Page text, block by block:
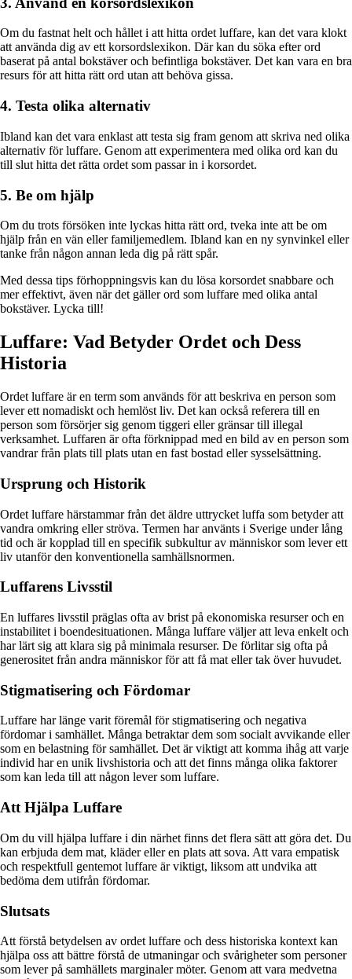
Om du fastnat helt och hållet i att hitta ordet luffare, kan det vara klokt
att använda dig av ett korsordslexikon. Där kan du söka efter ord
baserat på antal bokstäver och befintliga bokstäver. Det kan vara en bra
resurs för att hitta rätt ord utan att behöva gissa.
4. Testa olika alternativ
Ibland kan det vara enklast att testa sig fram genom att skriva ned olika
alternativ för luffare. Genom att experimentera med olika ord kan du
till slut hitta det rätta ordet som passar in i korsordet.
5. Be om hjälp
Om du trots försöken inte lyckas hitta rätt ord, tveka inte att be om
hjälp från en vän eller familjemedlem. Ibland kan en ny synvinkel eller
tanke från någon annan leda dig på rätt spår.
Med dessa tips förhoppningsvis kan du lösa korsordet snabbare och
mer effektivt, även när det gäller ord som luffare med olika antal
bokstäver. Lycka till!
Luffare: Vad Betyder Ordet och Dess
Historia
Ordet luffare är en term som används för att beskriva en person som
lever ett nomadiskt och hemlöst liv. Det kan också referera till en
person som försörjer sig genom tiggeri eller gränsar till illegal
verksamhet. Luffaren är ofta förknippad med en bild av en person som
vandrar från plats till plats utan en fast bostad eller sysselsättning.
Ursprung och Historik
Ordet luffare härstammar från det äldre uttrycket luffa som betyder att
vandra omkring eller ströva. Termen har använts i Sverige under lång
tid och är kopplad till en specifik subkultur av människor som lever ett
liv utanför den konventionella samhällsnormen.
Luffarens Livsstil
En luffares livsstil präglas ofta av brist på ekonomiska resurser och en
instabilitet i boendesituationen. Många luffare väljer att leva enkelt och
har lärt sig att klara sig på minimala resurser. De förlitar sig ofta på
generositet från andra människor för att få mat eller tak över huvudet.
Stigmatisering och Fördomar
Luffare har länge varit föremål för stigmatisering och negativa
fördomar i samhället. Många betraktar dem som socialt avvikande eller
som en belastning för samhället. Det är viktigt att komma ihåg att varje
individ har en unik livshistoria och att det finns många olika faktorer
som kan leda till att någon lever som luffare.
Att Hjälpa Luffare
Om du vill hjälpa luffare i din närhet finns det flera sätt att göra det. Du
kan erbjuda dem mat, kläder eller en plats att sova. Att vara empatisk
och respektfull gentemot luffare är viktigt, liksom att undvika att
bedöma dem utifrån fördomar.
Slutsats
Att förstå betydelsen av ordet luffare och dess historiska kontext kan
hjälpa oss att bättre förstå de utmaningar och svårigheter som personer
som lever på samhällets marginaler möter. Genom att vara medvetna